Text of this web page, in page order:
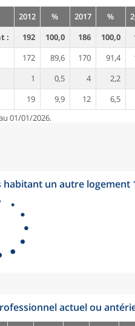
2012 % 2017 %
:
192 100,0 186 100,0
172 89,6 170 91,4
1 0,5 4
2,2
19 9,9 12
6,5
01/01/2026.
un autre logement
actuel ou